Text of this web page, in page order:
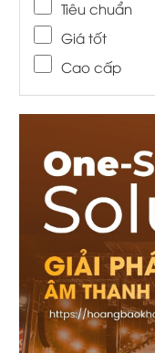
Tiêu chuẩn
Giá tốt
Cao cấp